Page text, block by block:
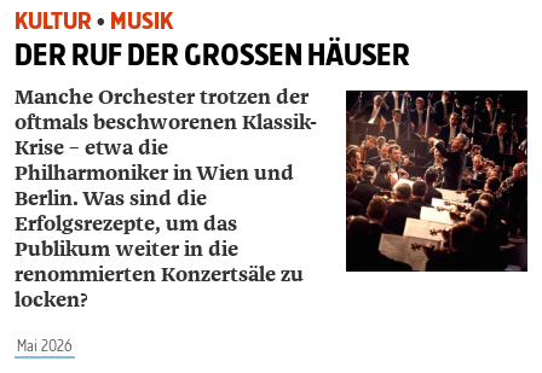
KULTUR • MUSIK
DER RUF DER GROSSEN HÄUSER
Manche Orchester trotzen der
oftmals beschworenen Klassik-
Krise – etwa die
Philharmoniker in Wien und
Berlin. Was sind die
Erfolgsrezepte, um das
Publikum weiter in die
renommierten Konzertsäle zu
locken?
Mai 2026